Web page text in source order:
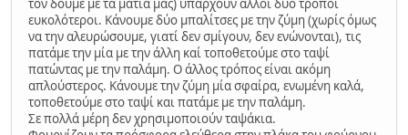
τον δούμε με τα μάτια μας) υπάρχουν άλλοι δύο τρόποι
ευκολότεροι. Κάνουμε δύο μπαλίτσες με την ζύμη (χωρίς όμως
να την αλευρώσουμε, γιατί δεν σμίγουν, δεν ενώνονται), τις
πατάμε την μία με την άλλη καί τοποθετούμε στο ταψί
πατώντας με την παλάμη. Ο άλλος τρόπος είναι ακόμη
απλούστερος. Κάνουμε την ζύμη μία σφαίρα, ενωμένη καλά,
τοποθετούμε στο ταψί και πατάμε με την παλάμη.
Σε πολλά μέρη δεν χρησιμοποιούν ταψάκια.